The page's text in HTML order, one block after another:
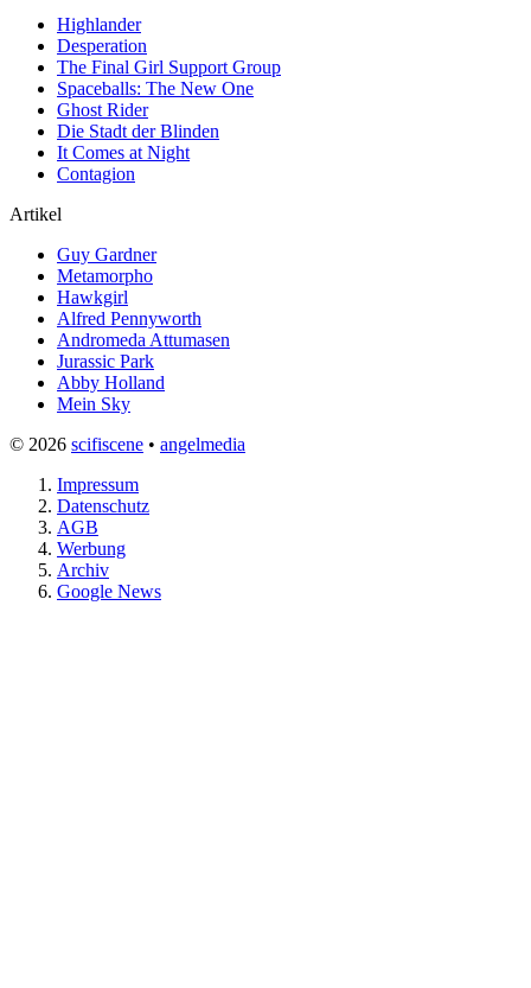
Highlander
Desperation
The Final Girl Support Group
Spaceballs: The New One
Ghost Rider
Die Stadt der Blinden
It Comes at Night
Contagion
Artikel
Guy Gardner
Metamorpho
Hawkgirl
Alfred Pennyworth
Andromeda Attumasen
Jurassic Park
Abby Holland
Mein Sky
© 2026 scifiscene • angelmedia
Impressum
Datenschutz
AGB
Werbung
Archiv
Google News